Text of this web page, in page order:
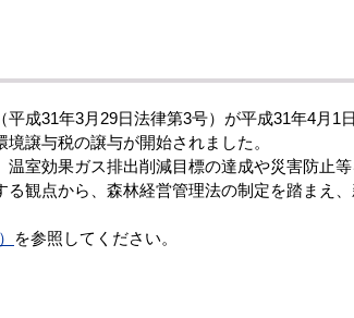
成31年3月29日法律第3号）が平成31年4月1
譲与税の譲与が開始されました。
室効果ガス排出削減目標の達成や災害防止等
観点から、森林経営管理法の制定を踏まえ
を参照してください。